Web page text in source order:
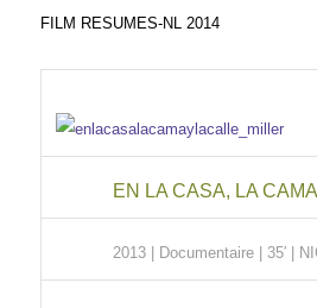
FILM RESUMES-NL 2014
EN LA CASA, LA
2013 | Documentaire | 35′ |